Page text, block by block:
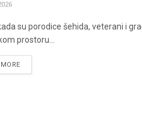
su porodice šehida, veterani i
prostoru...